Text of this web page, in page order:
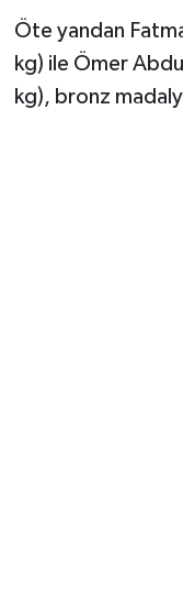
Öte yandan
kg) ile Ömer
kg), bronz